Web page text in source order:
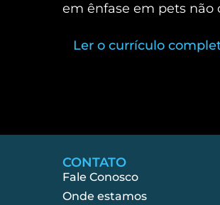
em ênfase em pets não
Ler o currículo
CONTATO
Fale Conosco
Onde estamos